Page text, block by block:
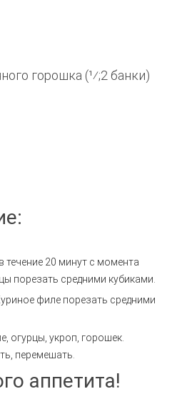
горошка (1⁄;2 банки)
течение 20 минут с момента
порезать средними кубиками.
филе порезать средними
огурцы, укроп, горошек.
перемешать.
аппетита!